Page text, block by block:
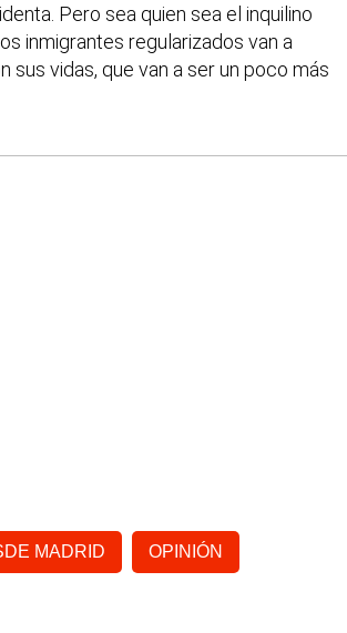
Pero sea quien sea el inquilino
inmigrantes regularizados van a
sus vidas, que van a ser un poco más
MADRID OPINIÓN